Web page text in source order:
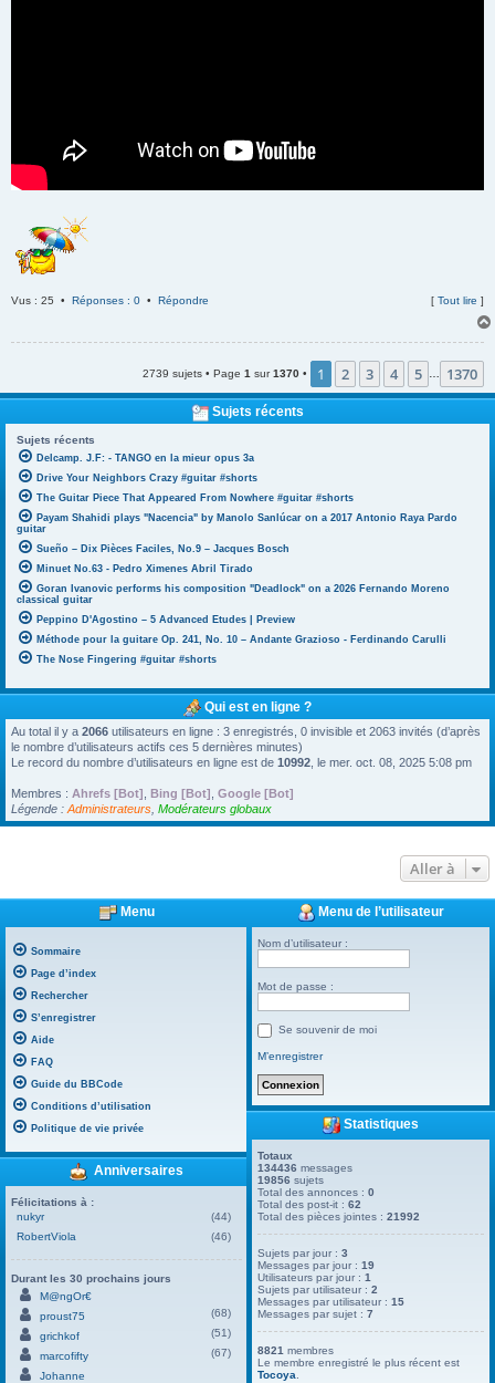
Vus : 25 • Réponses : 0 • Répondre [ Tout lire ]
2739 sujets • Page 1 sur1370 • 1 2 3 4 5 1370
Sujets récents
Sujets récents
Delcamp. J.F: - TANGO en la mieur opus 3a
Drive Your Neighbors Crazy #guitar #shorts
The Guitar Piece That Appeared From Nowhere #guitar #shorts
Payam Shahidi plays "Nacencia" by Manolo Sanlúcar on a 2017 Antonio Raya Pardo
guitar
Sueño – Dix Pièces Faciles, No.9 – Jacques Bosch
Minuet No.63 - Pedro Ximenes Abril Tirado
Goran Ivanovic performs his composition "Deadlock" on a 2026 Fernando Moreno
classical guitar
Peppino D'Agostino – 5 Advanced Etudes | Preview
Méthode pour la guitare Op. 241, No. 10 – Andante Grazioso - Ferdinando Carulli
The Nose Fingering #guitar #shorts
Qui est en ligne ?
Au total il y a 2066 utilisateurs en ligne : 3 enregistrés, 0 invisible et 2063 invités (d’après
le nombre d’utilisateurs actifs ces 5 dernières minutes)
Le record du nombre d’utilisateurs en ligne est de 10992 , le mer. oct. 08, 2025 5:08 pm
Membres : Ahrefs [Bot] Bing [Bot] Google [Bot]
Légende : Administrateurs Modérateurs globaux
Aller à
Menu
Sommaire
Page d’index
Rechercher
S’enregistrer
Aide
FAQ
Guide du BBCode
Conditions d’utilisation
Politique de vie privée
Anniversaires
Félicitations à :
nukyr
(44)
RobertViola
(46)
Durant les 30 prochains jours
M@ngOr€
proust75
(68)
grichkof
(51)
marcofifty
(67)
Johanne
Menu de l’utilisateur
Nom d’utilisateur :
Mot de passe :
Se souvenir de moi
M’enregistrer
Statistiques
Totaux
134436 messages
19856 sujets
Total des annonces :0
Total des post-it :62
Total des pièces jointes :21992
Sujets par jour :3
Messages par jour :19
Utilisateurs par jour :1
Sujets par utilisateur :2
Messages par utilisateur :15
Messages par sujet :7
8821 membres
Le membre enregistré le plus récent est
Tocoya